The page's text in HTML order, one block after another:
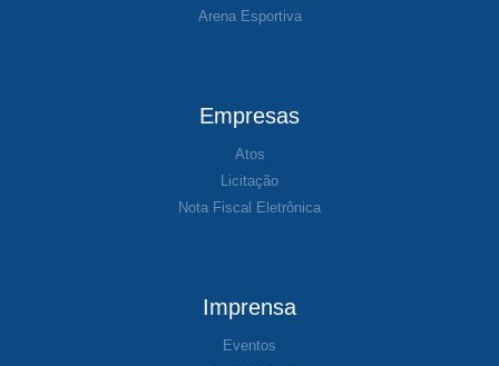
Arena Esportiva
Empresas
Atos
Licitação
Nota Fiscal Eletrônica
Imprensa
Eventos